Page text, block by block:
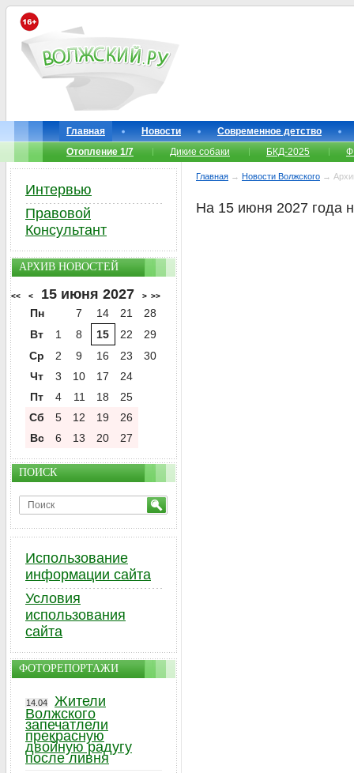
Главная Новости
Современное детство
Отопление 1/7
Дикие собаки БКД-2025
Главная → Новости Волжского →
На 15 июня 2027 года
Интервью
Правовой
Консультант
АРХИВ НОВОСТЕЙ
<< < 15 июня 2027 > >>
Пн 7 14 21
28
Вт
1 8 15 22
29
Ср
2 9 16 23
30
Чт
3 10 17
24
Пт
4 11 18
25
Сб
5 12 19
26
Вс
6 13 20 27
ПОИСК
Использование
информации сайта
Условия
использования
сайта
ФОТОРЕПОРТАЖИ
14.04
Жители
Волжского
запечатлели
прекрасную
двойную радугу
после ливня